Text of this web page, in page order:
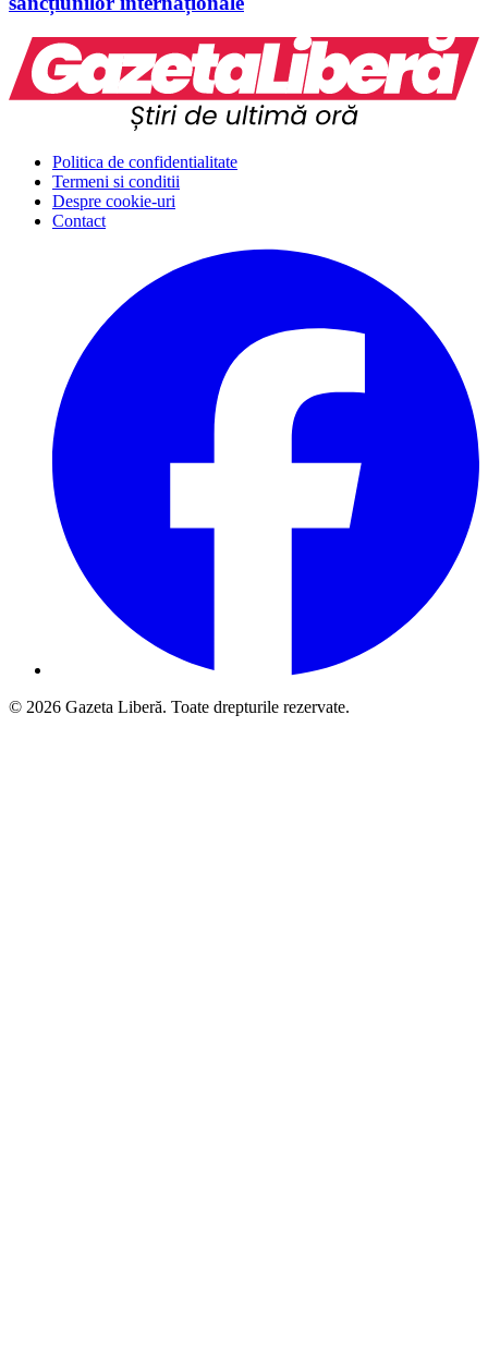
Politica de confidentialitate
Termeni si conditii
Despre cookie-uri
Contact
© 2026 Gazeta Liberă. Toate drepturile rezervate.